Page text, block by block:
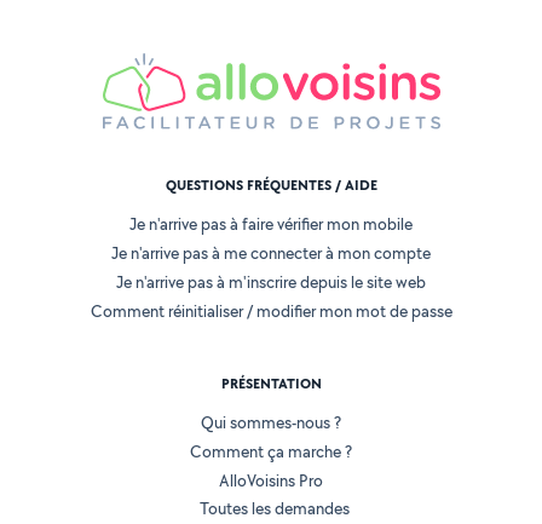
QUESTIONS FRÉQUENTES / AIDE
Je n'arrive pas à faire vérifier mon mobile
Je n'arrive pas à me connecter à mon compte
Je n'arrive pas à m'inscrire depuis le site web
Comment réinitialiser / modifier mon mot de passe
PRÉSENTATION
Qui sommes-nous ?
Comment ça marche ?
AlloVoisins Pro
Toutes les demandes